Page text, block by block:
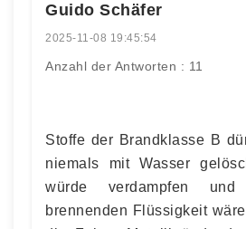
Guido Schäfer
2025-11-08 19:45:54
Anzahl der Antworten : 11
Stoffe der Brandklasse B
niemals mit Wasser
würde verdampfen
brennenden Flüssigkeit